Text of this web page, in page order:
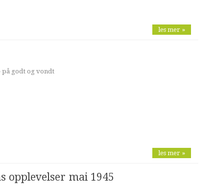
les mer »
på godt og vondt
les mer »
opplevelser mai 1945